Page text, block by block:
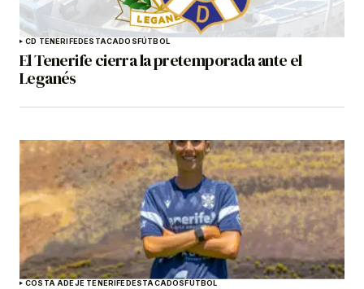
CD TENERIFEDESTACADOSFÚTBOL
El Tenerife cierra la pretemporada ante el
Leganés
COSTA ADEJE TENERIFEDESTACADOSFÚTBOL